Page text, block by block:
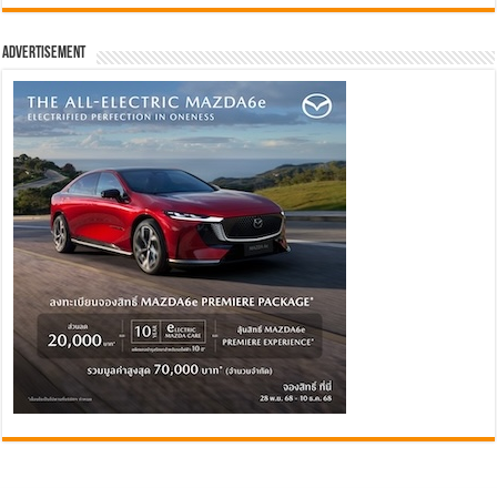
Advertisement